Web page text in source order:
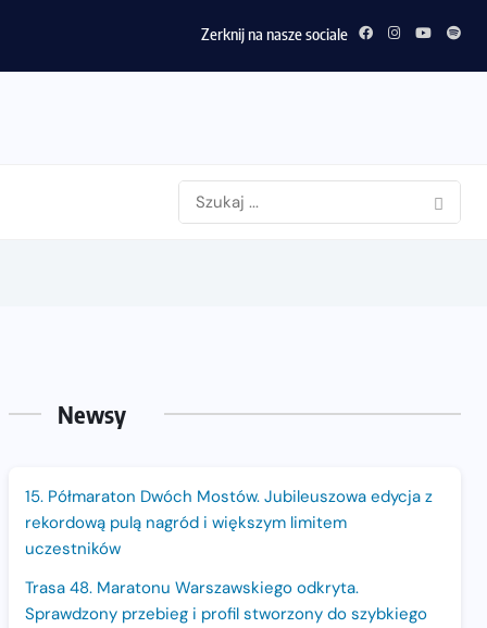
3: Kompleksowe narzędzie dla biegacza i zawodnika Hyrox?
Zerknij na nasze sociale
Newsy
15. Półmaraton Dwóch Mostów. Jubileuszowa edycja z
rekordową pulą nagród i większym limitem
uczestników
Trasa 48. Maratonu Warszawskiego odkryta.
Sprawdzony przebieg i profil stworzony do szybkiego